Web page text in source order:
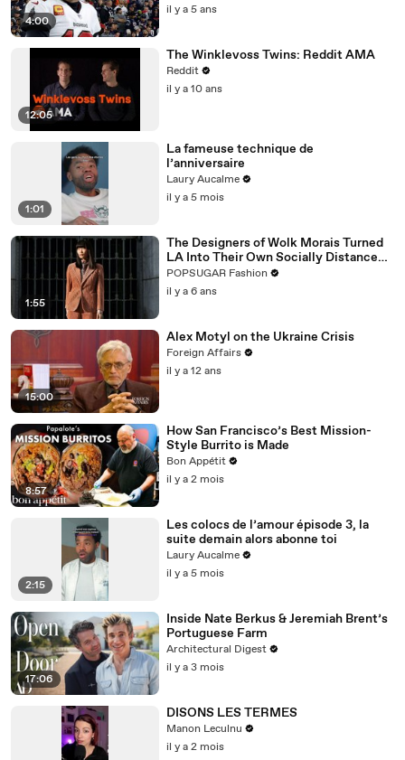
4:00
il y a 5 ans
12:05
The Winklevoss Twins: Reddit AMA
Reddit
il y a 10 ans
1:01
La fameuse technique de
l’anniversaire
Laury Aucalme
il y a 5 mois
1:55
The Designers of Wolk Morais Turned
LA Into Their Own Socially Distanced
Runway
POPSUGAR Fashion
il y a 6 ans
15:00
Alex Motyl on the Ukraine Crisis
Foreign Affairs
il y a 12 ans
8:57
How San Francisco’s Best Mission-
Style Burrito is Made
Bon Appétit
il y a 2 mois
2:15
Les colocs de l’amour épisode 3, la
suite demain alors abonne toi
Laury Aucalme
il y a 5 mois
17:06
Inside Nate Berkus & Jeremiah Brent’s
Portuguese Farm
Architectural Digest
il y a 3 mois
DISONS LES TERMES
Manon Leculnu
il y a 2 mois